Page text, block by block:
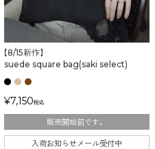
検索
【8/15新作】
suede square bag(saki select)
¥7,150税込
販売開始前です。
入荷お知らせメール受付中